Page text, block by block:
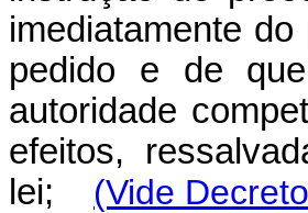
imediatamente
pedido e de
autoridade
efeitos,
lei; (Vide